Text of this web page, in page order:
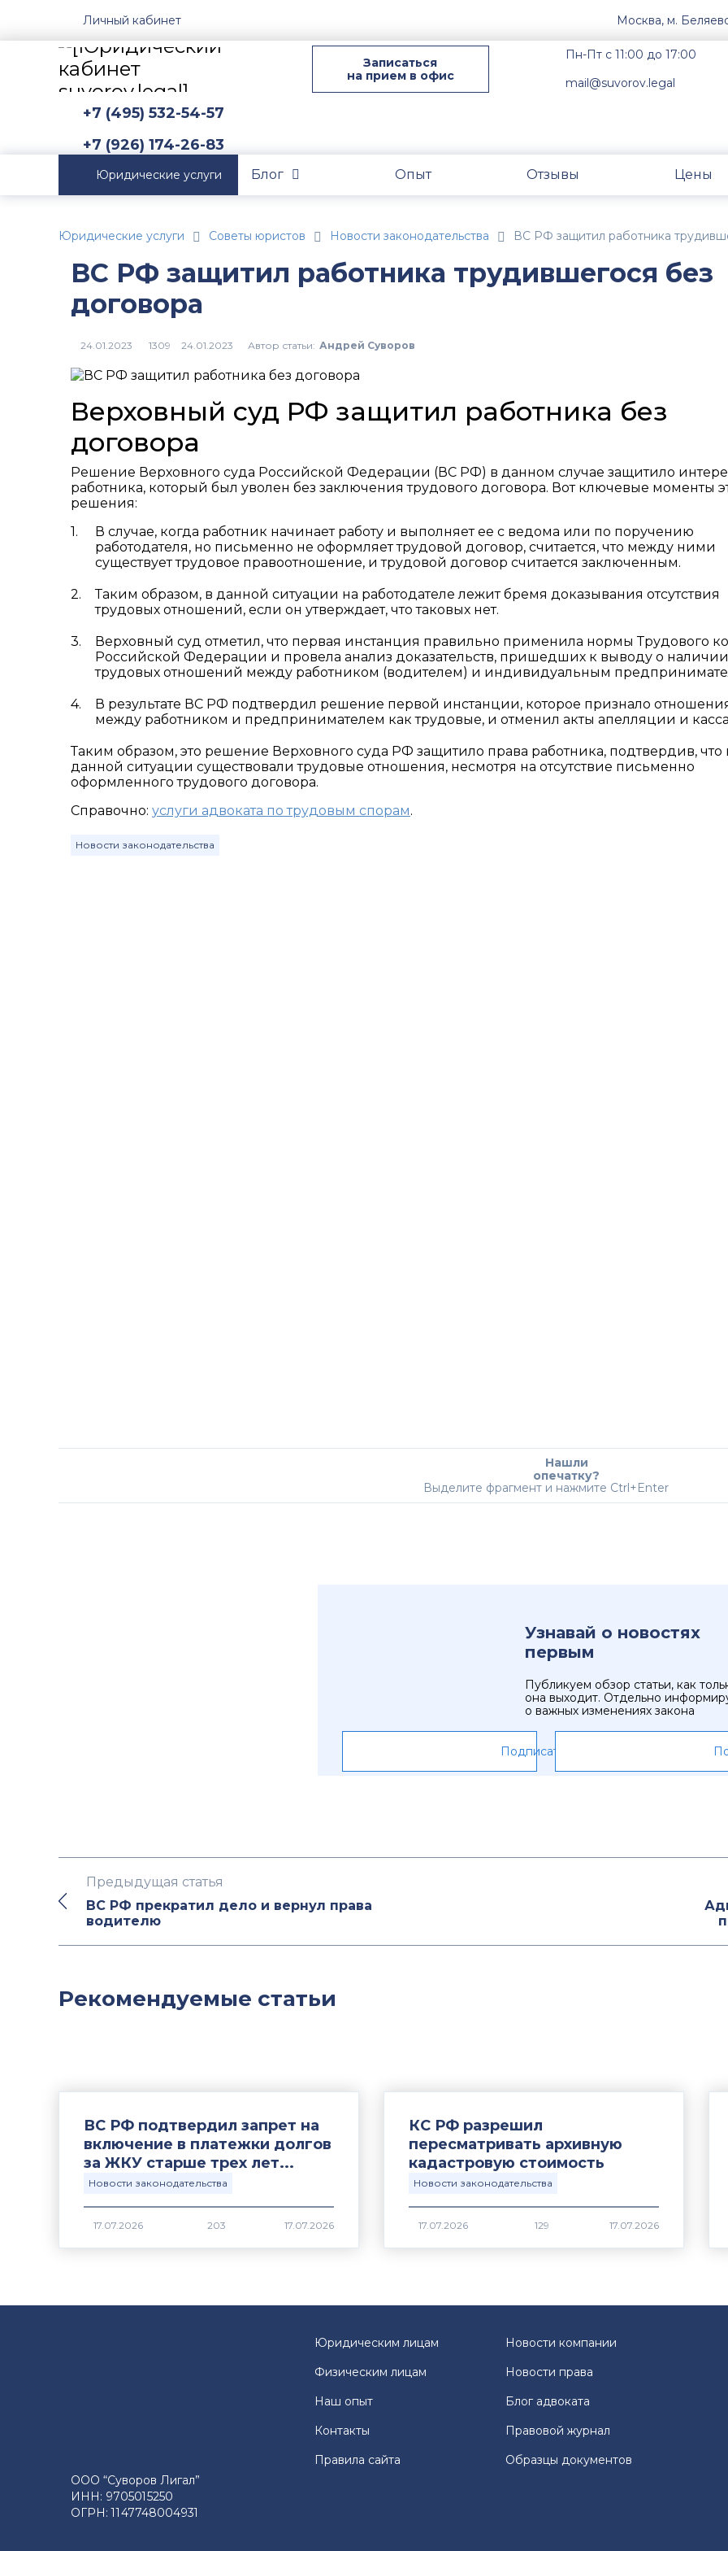
Личный кабинет Москва, м.
Записаться
на прием в офис
Пн-Пт с 11:00 до 17:00
mail@suvorov.legal
+7 (495) 532-54-57
+7 (926) 174-26-83
Юридические услуги Блог Опыт Отзывы Цены
Юридические услуги Советы юристов Новости законодательства ВС РФ защитил работника
ВС РФ защитил работника трудившегося без
договора
24.01.2023 1309 Автор статьи: Андрей Суворов
Верховный суд РФ защитил работника без
договора
Решение Верховного суда Российской Федерации (ВС РФ) в данном случае защитило
работника, который был уволен без заключения трудового договора. Вот ключевые моменты
решения:
В случае, когда работник начинает работу и выполняет ее с ведома или по поручению
работодателя, но письменно не оформляет трудовой договор, считается, что между ними
существует трудовое правоотношение, и трудовой договор считается заключенным.
Таким образом, в данной ситуации на работодателе лежит бремя доказывания отсутствия
трудовых отношений, если он утверждает, что таковых нет.
Верховный суд отметил, что первая инстанция правильно применила нормы Трудового
Российской Федерации и провела анализ доказательств, пришедших к выводу о наличии
трудовых отношений между работником (водителем) и индивидуальным
В результате ВС РФ подтвердил решение первой инстанции, которое признало
между работником и предпринимателем как трудовые, и отменил акты апелляции и
Таким образом, это решение Верховного суда РФ защитило права работника, подтвердив, что
данной ситуации существовали трудовые отношения, несмотря на отсутствие письменно
оформленного трудового договора.
Справочно: услуги адвоката по трудовым спорам.
Новости законодательства
Нашли
опечатку?
Выделите фрагмент и нажмите Ctrl+Enter
Узнавай о новостях
первым
Публикуем обзор статьи, как
она выходит. Отдельно
о важных изменениях закона
Подписаться
Предыдущая статья
ВС РФ прекратил дело и вернул права
водителю
Рекомендуемые статьи
ВС РФ подтвердил запрет на
включение в платежки долгов
за ЖКУ старше трех лет...
Новости законодательства
17.07.2026 203
КС РФ разрешил
пересматривать архивную
кадастровую стоимость
Новости законодательства
17.07.2026 129
ООО “Суворов Лигал”
ИНН: 9705015250
ОГРН: 1147748004931
Юридическим лицам
Новости компании
Физическим лицам
Новости права
Наш опыт
Блог адвоката
Контакты
Правовой журнал
Правила сайта
Образцы документов